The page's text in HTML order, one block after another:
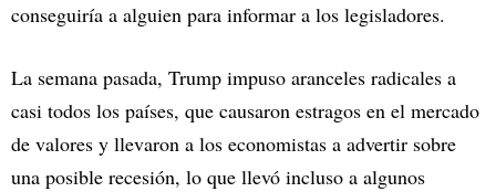
conseguiría a alguien para informar a los legisladores.
La semana pasada, Trump impuso aranceles radicales a
casi todos los países, que causaron estragos en el mercado
de valores y llevaron a los economistas a advertir sobre
una posible recesión, lo que llevó incluso a algunos